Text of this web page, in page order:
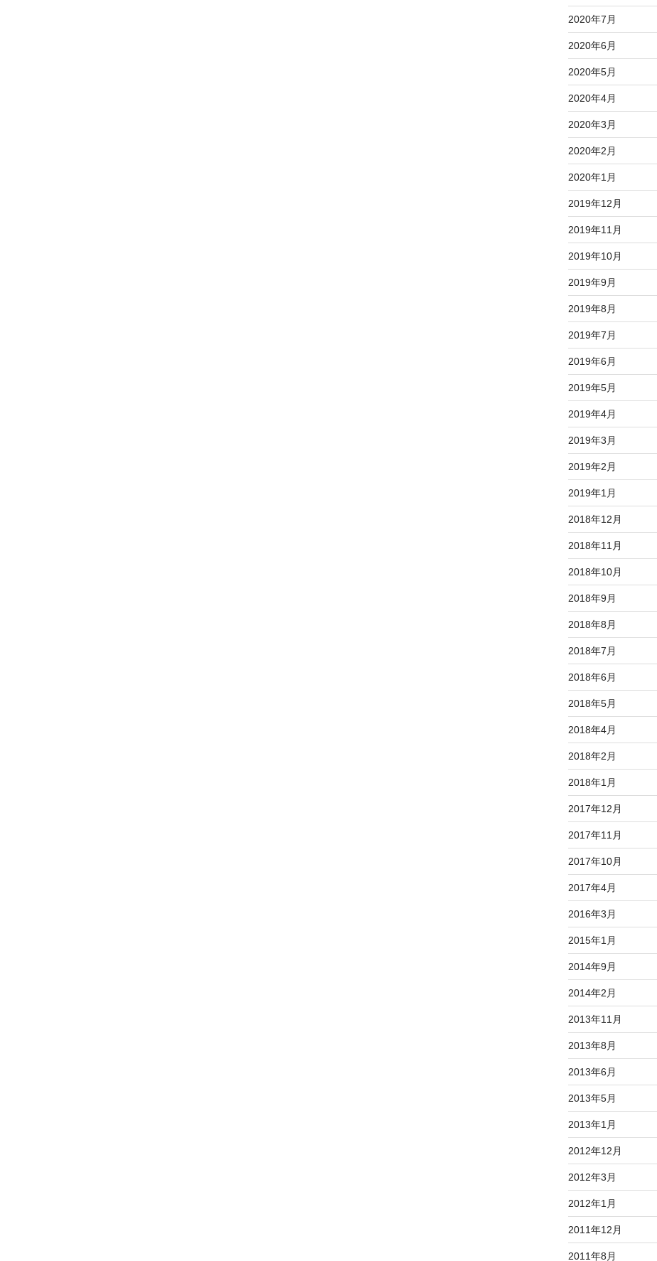
2020年7月
2020年6月
2020年5月
2020年4月
2020年3月
2020年2月
2020年1月
2019年12月
2019年11月
2019年10月
2019年9月
2019年8月
2019年7月
2019年6月
2019年5月
2019年4月
2019年3月
2019年2月
2019年1月
2018年12月
2018年11月
2018年10月
2018年9月
2018年8月
2018年7月
2018年6月
2018年5月
2018年4月
2018年2月
2018年1月
2017年12月
2017年11月
2017年10月
2017年4月
2016年3月
2015年1月
2014年9月
2014年2月
2013年11月
2013年8月
2013年6月
2013年5月
2013年1月
2012年12月
2012年3月
2012年1月
2011年12月
2011年8月